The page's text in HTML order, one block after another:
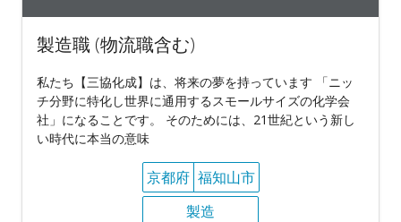
製造職 (物流職含む)
私たち【三協化成】は、将来の夢を持っています 「ニッ
チ分野に特化し世界に通用するスモールサイズの化学会
社」になることです。 そのためには、21世紀という新し
い時代に本当の意味
京都府 福知山市
製造